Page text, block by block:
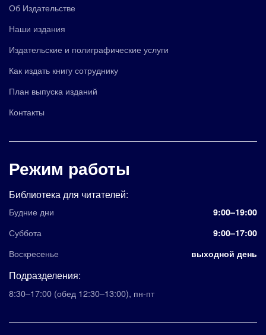
Об Издательстве
Наши издания
Издательские и полиграфические услуги
Как издать книгу сотруднику
План выпуска изданий
Контакты
Режим работы
Библиотека для читателей:
Будние дни 9:00–19:00
Суббота 9:00–17:00
Воскресенье выходной день
Подразделения:
8:30–17:00 (обед 12:30–13:00), пн-пт